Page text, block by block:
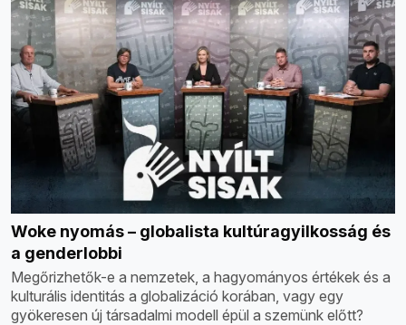
Woke nyomás – globalista kultúragyilkosság és
a genderlobbi
Megőrizhetők-e a nemzetek, a hagyományos értékek és a
kulturális identitás a globalizáció korában, vagy egy
gyökeresen új társadalmi modell épül a szemünk előtt?